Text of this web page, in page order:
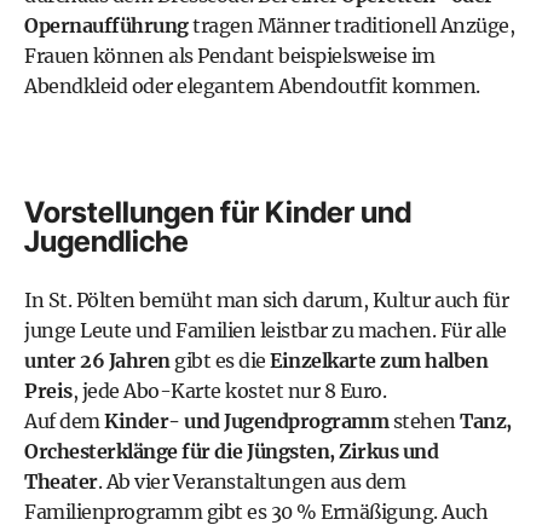
Opernaufführungtragen Männer traditionell Anzüge,
Frauen können als Pendant beispielsweise im
Abendkleid oder elegantem Abendoutfit kommen.
Vorstellungen für Kinder und
Jugendliche
In St. Pölten bemüht man sich darum, Kultur auch für
junge Leute und Familien leistbar zu machen. Für alle
unter 26 Jahren gibt es die Einzelkarte zum halben
Preis, jede Abo-Karte kostet nur 8 Euro.
Auf dem Kinder- und Jugendprogramm stehen Tanz,
Orchesterklänge für die Jüngsten, Zirkus und
Theater. Ab vier Veranstaltungen aus dem
Familienprogramm gibt es 30 % Ermäßigung. Auch